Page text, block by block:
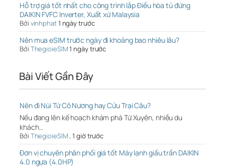
Hỗ trợ giá tốt nhất cho công trình lắp Điều hòa tủ đứng
DAIKIN FVFC Inverter, Xuất xứ Malaysia
Bởi vinhphat1 ngày trước
Nên mua eSIM trước ngày đi khoảng bao nhiêu lâu?
Bởi ThegioieSIM1 ngày trước
Bài Viết Gần Đây
Nên đi Núi Tứ Cô Nương hay Cửu Trại Câu?
Nếu đang lên kế hoạch khám phá Tứ Xuyên, nhiều du
khách…
Bởi ThegioieSIM,1 giờ trước
Đơn vị chuyên phân phối giá tốt Máy lạnh giấu trần DAIKIN
4.0 ngựa (4.0HP)